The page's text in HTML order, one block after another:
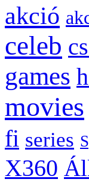
akció
celeb
games
movies
fi series
X360